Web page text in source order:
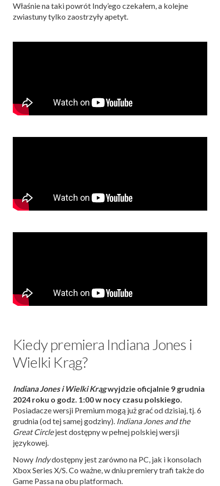
Właśnie na taki powrót Indy’ego czekałem, a kolejne
zwiastuny tylko zaostrzyły apetyt.
Kiedy premiera Indiana Jones i
Wielki Krąg?
Indiana Jones i Wielki Krągwyjdzie oficjalnie 9 grudnia
2024 roku o godz. 1:00 w nocy czasu polskiego.
Posiadacze wersji Premium mogą już grać od dzisiaj, tj. 6
grudnia (od tej samej godziny). Indiana Jones and the
Great Circlejest dostępny w pełnej polskiej wersji
językowej.
Nowy Indydostępny jest zarówno na PC, jak i konsolach
Xbox Series X/S. Co ważne, w dniu premiery trafi także do
Game Passa na obu platformach.